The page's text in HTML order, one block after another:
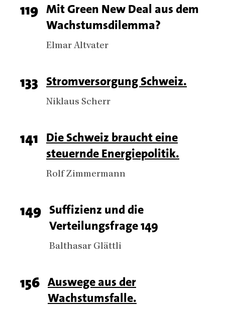
Page
number
119 Titel
Mit Green New Deal aus dem
Wachstumsdilemma?
Authors
Elmar Altvater
Page
number
133 Titel
Stromversorgung Schweiz.
Authors
Niklaus Scherr
Page
number
141 Titel
Die Schweiz braucht eine
steuernde Energiepolitik.
Authors
Rolf Zimmermann
Page
number
149 Titel
Suffizienz und die
Verteilungsfrage 149
Authors
Balthasar Glättli
Page
number
156 Titel
Auswege aus der
Wachstumsfalle.